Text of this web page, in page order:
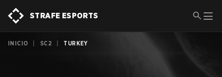
STRAFE ESPORTS
INICIO SC2 TURKEY